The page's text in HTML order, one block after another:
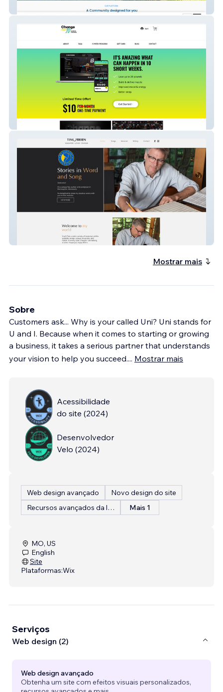
Change For 10
Mostrar mais
Sobre
Customers ask... Why is your called Uni? Uni stands for
U and I. Because when it comes to starting or growing
a business, it takes a serious partner that understands
your vision to help you succeed.... Mostrar mais
Acessibilidade
do site (2024)
Desenvolvedor
Velo (2024)
Web design avançado
Novo design do site
Recursos avançados da loja
Mais 1
MO, US
English
Site
Plataformas:Wix
Serviços
Web design (2)
Web design avançado
Obtenha um site com efeitos visuais personalizados,